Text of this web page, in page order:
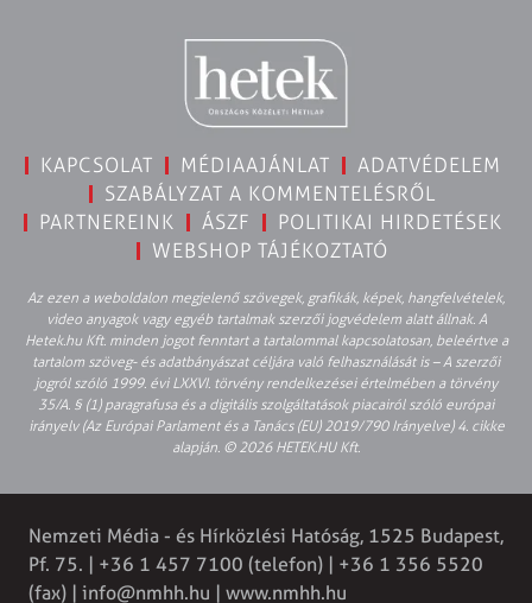
KAPCSOLAT MÉDIAAJÁNLAT
ADATVÉDELEM
SZABÁLYZAT A KOMMENTELÉSRŐL
PARTNEREINK
ÁSZF
POLITIKAI HIRDETÉSEK
WEBSHOP TÁJÉKOZTATÓ
Az ezen a weboldalon megjelenő szövegek, grafikák, képek, hangfelvételek,
video anyagok vagy egyéb tartalmak szerzői jogvédelem alatt állnak. A
Hetek.hu Kft. minden jogot fenntart a tartalommal kapcsolatosan, beleértve a
tartalom szöveg- és adatbányászat céljára való felhasználását is – A szerzői
jogról szóló 1999. évi LXXVI. törvény rendelkezései értelmében a törvény
35/A. § (1) paragrafusa és a digitális szolgáltatások piacairól szóló európai
irányelv (Az Európai Parlament és a Tanács (EU) 2019/790 Irányelve) 4. cikke
alapján. © 2026 HETEK.HU Kft.
Nemzeti Média - és Hírközlési Hatóság, 1525 Budapest,
Pf. 75. | +36 1 457 7100 (telefon) | +36 1 356 5520
(fax) | info@nmhh.hu | www.nmhh.hu